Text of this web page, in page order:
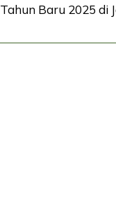
Tahun Baru 2025 di